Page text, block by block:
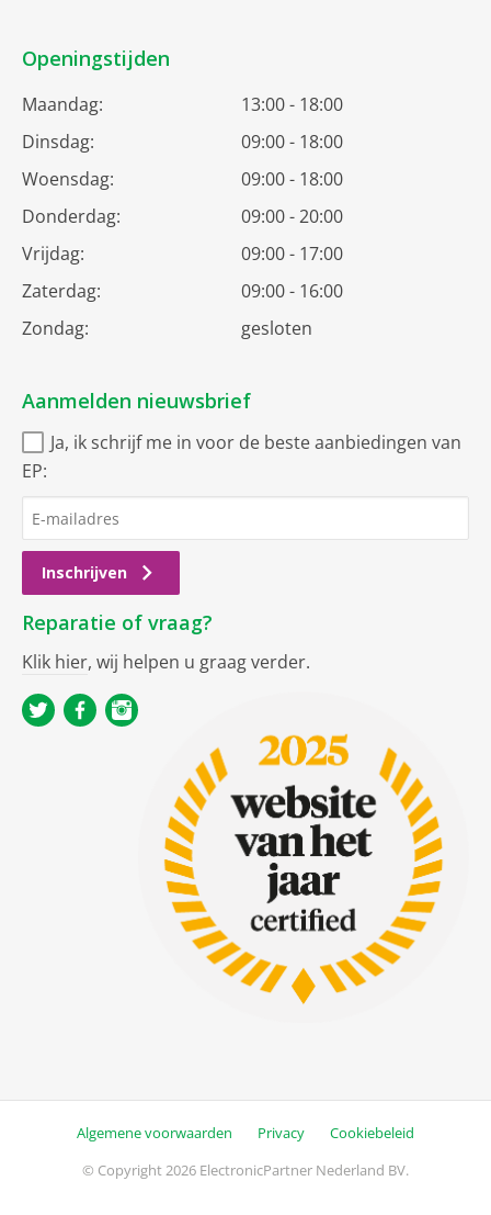
Openingstijden
Maandag:
13:00 - 18:00
Dinsdag:
09:00 - 18:00
Woensdag:
09:00 - 18:00
Donderdag:
09:00 - 20:00
Vrijdag:
09:00 - 17:00
Zaterdag:
09:00 - 16:00
Zondag:
gesloten
Aanmelden nieuwsbrief
Ja, ik schrijf me in voor de beste aanbiedingen van
EP:
Inschrijven
Reparatie of vraag?
Klik hier, wij helpen u graag verder.
Algemene voorwaarden Privacy
Cookiebeleid
© Copyright 2026 ElectronicPartner Nederland BV.